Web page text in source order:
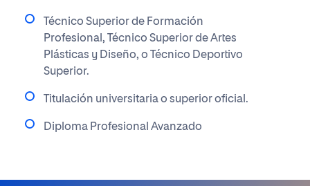
Técnico Superior de Formación
Profesional, Técnico Superior de Artes
Plásticas y Diseño, o Técnico Deportivo
Superior.
Titulación universitaria o superior oficial.
Diploma Profesional Avanzado